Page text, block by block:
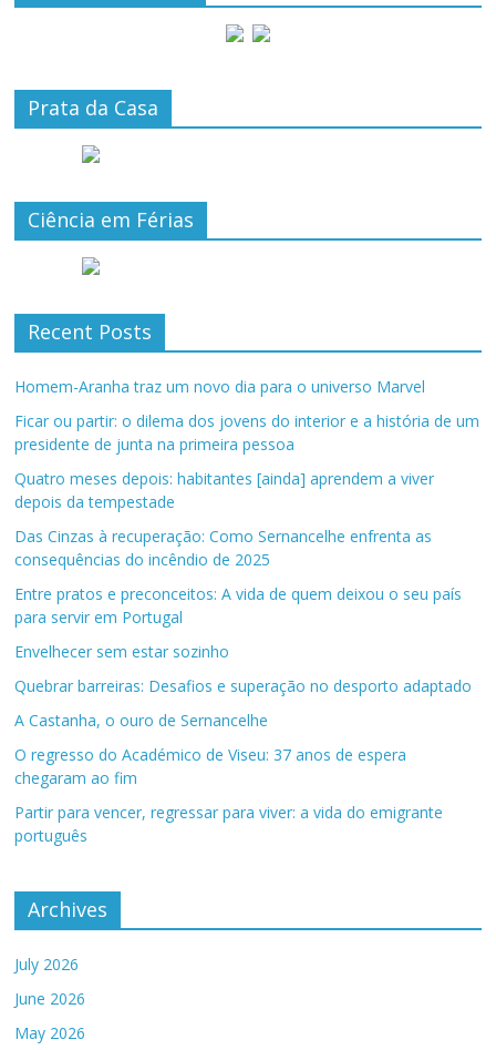
Prata da Casa
Ciência em Férias
Recent Posts
Homem-Aranha traz um novo dia para o universo Marvel
Ficar ou partir: o dilema dos jovens do interior e a história de um
presidente de junta na primeira pessoa
Quatro meses depois: habitantes [ainda] aprendem a viver
depois da tempestade
Das Cinzas à recuperação: Como Sernancelhe enfrenta as
consequências do incêndio de 2025
Entre pratos e preconceitos: A vida de quem deixou o seu país
para servir em Portugal
Envelhecer sem estar sozinho
Quebrar barreiras: Desafios e superação no desporto adaptado
A Castanha, o ouro de Sernancelhe
O regresso do Académico de Viseu: 37 anos de espera
chegaram ao fim
Partir para vencer, regressar para viver: a vida do emigrante
português
Archives
July 2026
June 2026
May 2026